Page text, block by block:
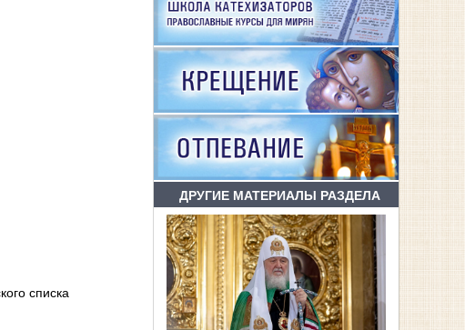
списка
ДРУГИЕ МАТЕРИАЛЫ РАЗДЕЛА